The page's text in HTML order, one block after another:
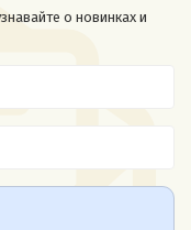
о новинках и